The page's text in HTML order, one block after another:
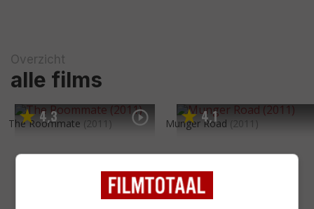
Overzicht
alle films
4,3
The Roommate (2011) 4,1
Munger Road (2011)